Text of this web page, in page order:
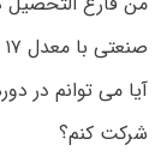
صنعتی با معدل ۱۷ هستم
آیا می توانم در
شرکت کنم؟